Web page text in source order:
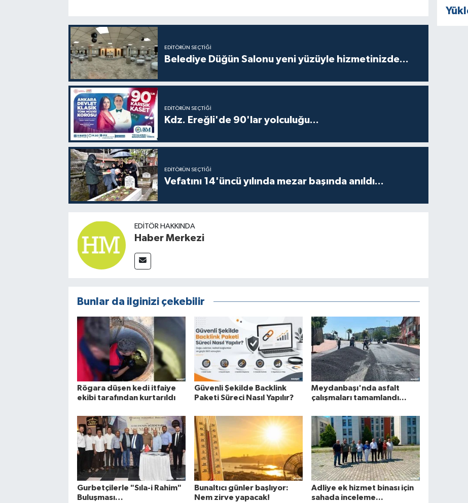
EDITÖRÜN SEÇTIĞI
Belediye Düğün Salonu yeni yüzüyle hizmetinizde...
EDITÖRÜN SEÇTIĞI
Kdz. Ereğli'de 90'lar yolculuğu...
EDITÖRÜN SEÇTIĞI
Vefatını 14'üncü yılında mezar başında anıldı...
EDITÖR HAKKINDA
Haber Merkezi
Bunlar da ilginizi çekebilir
Rögara düşen kedi itfaiye
ekibi tarafından kurtarıldı
Güvenli Şekilde Backlink
Paketi Süreci Nasıl Yapılır?
Meydanbaşı'nda asfalt
çalışmaları tamamlandı...
Gurbetçilerle "Sıla-i Rahim"
Buluşması…
Bunaltıcı günler başlıyor:
Nem zirve yapacak!
Adliye ek hizmet binası için
sahada inceleme...